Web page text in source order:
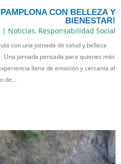
CON BELLEZA Y
BIENESTAR!
| Noticias, Responsabilidad Social
con una jornada de salud y belleza
jornada pensada para quienes más
llena de emoción y cercanía al
de...